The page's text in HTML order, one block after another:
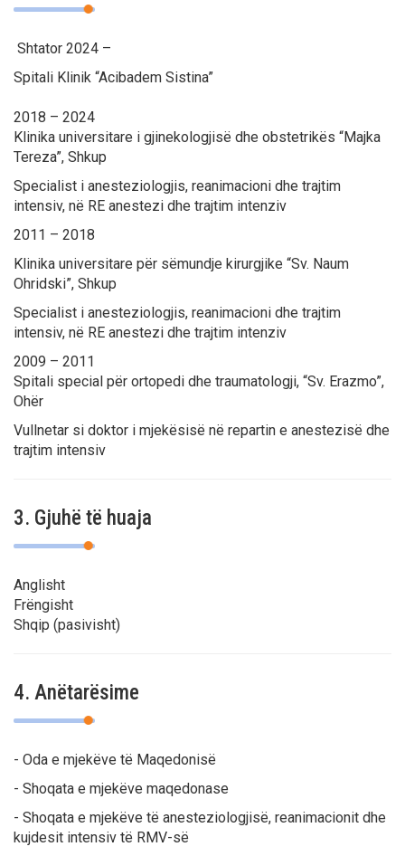
Shtator 2024 –
Spitali Klinik “Acibadem Sistina”
2018 – 2024
Klinika universitare i gjinekologjisë dhe obstetrikës “Majka
Tereza”, Shkup
Specialist i anesteziologjis, reanimacioni dhe trajtim
intensiv, në RE anestezi dhe trajtim intenziv
2011 – 2018
Klinika universitare për sëmundje kirurgjike “Sv. Naum
Ohridski”, Shkup
Specialist i anesteziologjis, reanimacioni dhe trajtim
intensiv, në RE anestezi dhe trajtim intenziv
2009 – 2011
Spitali special për ortopedi dhe traumatologji, “Sv. Erazmo”,
Ohër
Vullnetar si doktor i mjekësisë në repartin e anestezisë dhe
trajtim intensiv
3. Gjuhë të huaja
Anglisht
Frëngisht
Shqip (pasivisht)
4. Anëtarësime
- Oda e mjekëve të Maqedonisë
- Shoqata e mjekëve maqedonase
- Shoqata e mjekëve të anesteziologjisë, reanimacionit dhe
kujdesit intensiv të RMV-së